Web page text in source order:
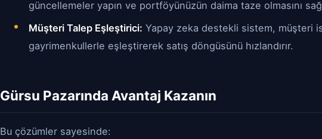
güncellemeler yapın ve portföyünüzün daima taze olmasını
Müşteri Talep Eşleştirici: Yapay zeka destekli sistem, müşteri
gayrimenkullerle eşleştirerek satış döngüsünü hızlandırır.
Gürsu Pazarında Avantaj Kazanın
Bu çözümler sayesinde: